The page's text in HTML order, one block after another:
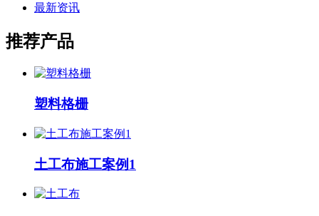
最新资讯
推荐产品
塑料格栅
土工布施工案例1